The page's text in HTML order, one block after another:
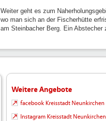
Weiter geht es zum
wo man sich an der Fischerhütte
am Steinbacher Berg. Ein Abstecher
Weitere Angebote
facebook Kreisstadt Neunkirchen
Instagram Kreisstadt Neunkirchen